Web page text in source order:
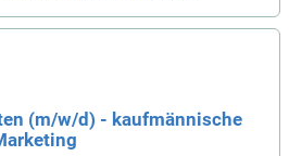
(m/w/d) - kaufmännische